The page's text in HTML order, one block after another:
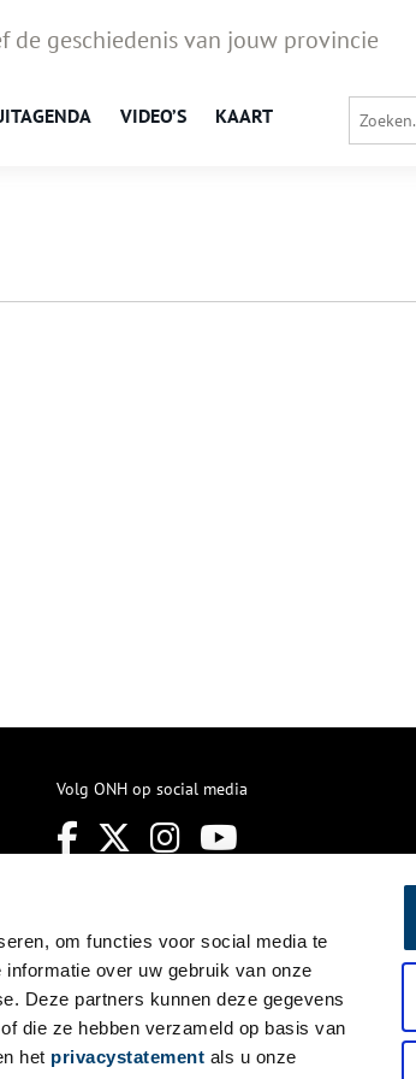
om functies voor social media te
over uw gebruik van onze
Deze partners kunnen deze gegevens
die ze hebben verzameld op basis van
het privacystatement als u onze
de geschiedenis van jouw provincie
VIDEO’S KAART
Volg ONH op social media